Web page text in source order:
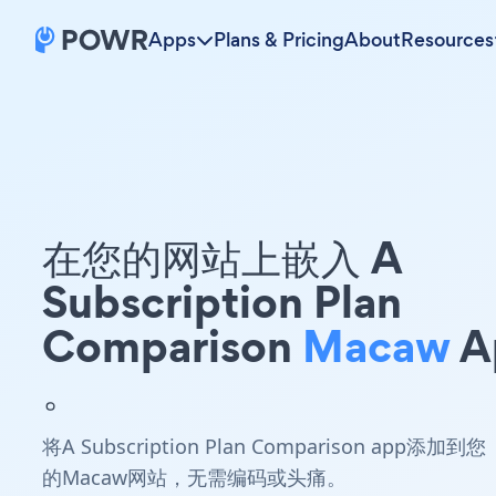
Apps Plans & PricingAboutResources
在您的网站上嵌入 A
Subscription Plan
Comparison Macaw
。
将A Subscription Plan Comparison app添加到您
的Macaw网站，无需编码或头痛。